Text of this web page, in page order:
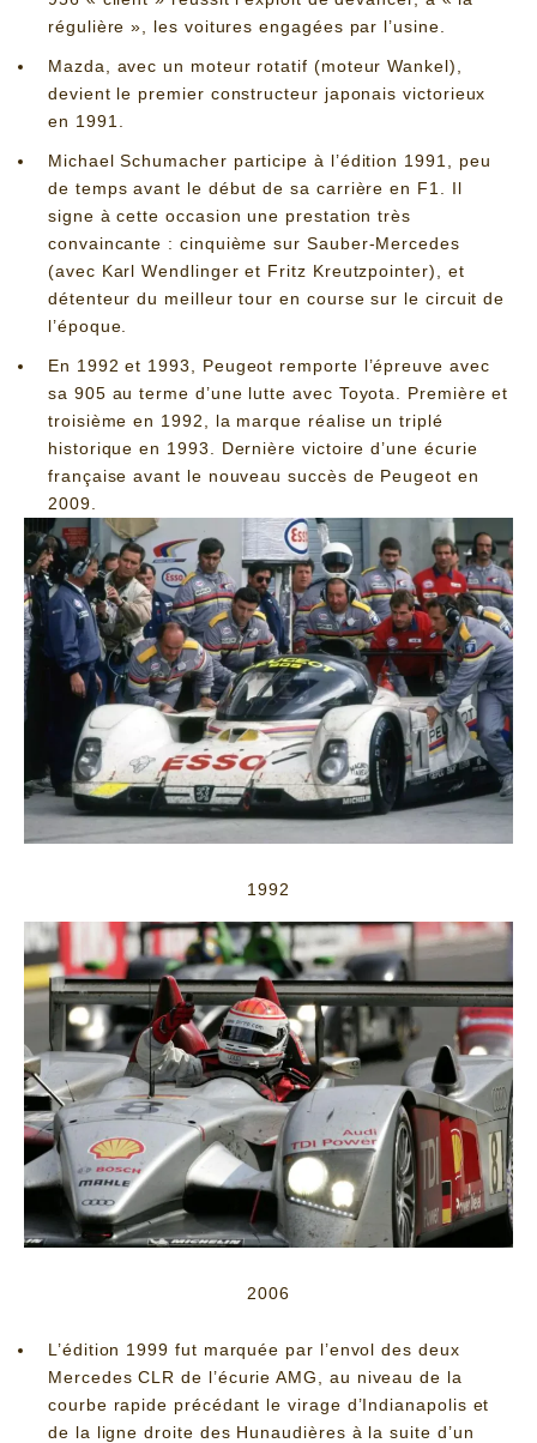
régulière », les voitures engagées par l’usine.
Mazda, avec un moteur rotatif (moteur Wankel),
devient le premier constructeur japonais victorieux
en 1991.
Michael Schumacher participe à l’édition 1991, peu
de temps avant le début de sa carrière en F1. Il
signe à cette occasion une prestation très
convaincante : cinquième sur Sauber-Mercedes
(avec Karl Wendlinger et Fritz Kreutzpointer), et
détenteur du meilleur tour en course sur le circuit de
l’époque.
En 1992 et 1993, Peugeot remporte l’épreuve avec
sa 905 au terme d’une lutte avec Toyota. Première et
troisième en 1992, la marque réalise un triplé
historique en 1993. Dernière victoire d’une écurie
française avant le nouveau succès de Peugeot en
2009.
1992
2006
L’édition 1999 fut marquée par l’envol des deux
Mercedes CLR de l’écurie AMG, au niveau de la
courbe rapide précédant le virage d’Indianapolis et
de la ligne droite des Hunaudières à la suite d’un